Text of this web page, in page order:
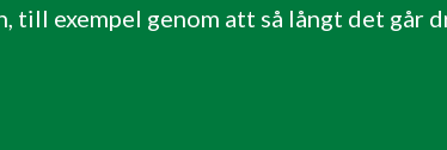
exempel genom att så långt det går